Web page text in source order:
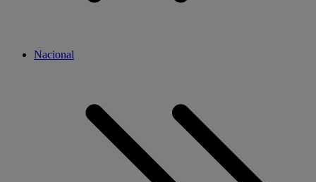
Nacional